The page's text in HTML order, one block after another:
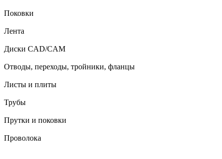
Поковки
Лента
Диски CAD/CAM
Отводы, переходы, тройники, фланцы
Листы и плиты
Трубы
Прутки и поковки
Проволока